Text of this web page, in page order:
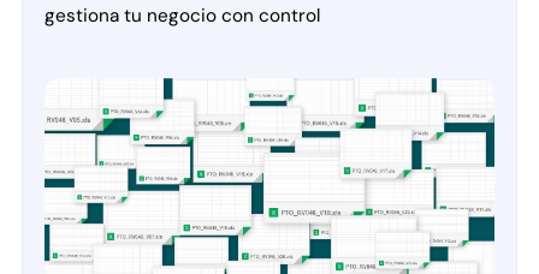
gestiona tu negocio con control